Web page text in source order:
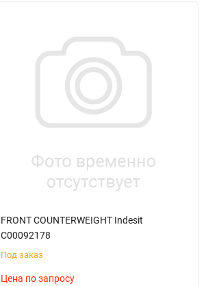
FRONT COUNTERWEIGHT Indesit
C00092178
Под заказ
Цена по запросу